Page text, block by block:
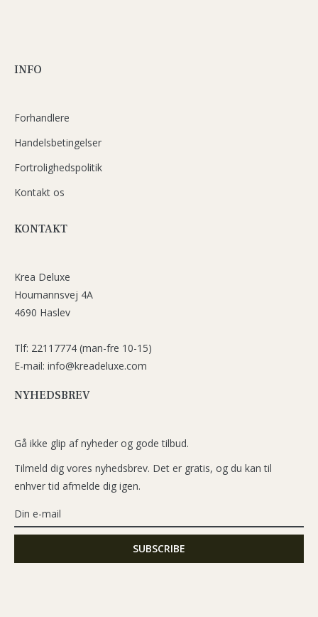
INFO
Forhandlere
Handelsbetingelser
Fortrolighedspolitik
Kontakt os
KONTAKT
Krea Deluxe
Houmannsvej 4A
4690 Haslev
Tlf: 22117774 (man-fre 10-15)
E-mail: info@kreadeluxe.com
NYHEDSBREV
Gå ikke glip af nyheder og gode tilbud.
Tilmeld dig vores nyhedsbrev. Det er gratis, og du kan til
enhver tid afmelde dig igen.